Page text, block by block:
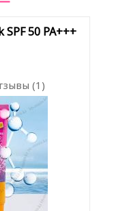
50 PA+++
(1)